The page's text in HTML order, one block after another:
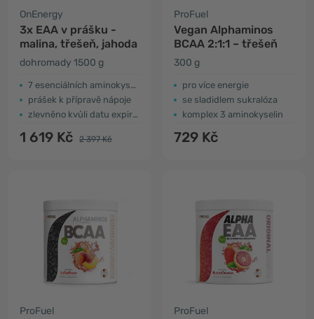
OnEnergy
3x EAA v prášku -
malina, třešeň, jahoda
dohromady 1500 g
7 esenciálních aminokyselin
prášek k přípravě nápoje
zlevněno kvůli datu expirace
1 619 Kč 2 397 Kč
ProFuel
Vegan Alphaminos
BCAA 2:1:1 – třešeň
300 g
pro více energie
se sladidlem sukralóza
komplex 3 aminokyselin
729 Kč
ProFuel ProFuel